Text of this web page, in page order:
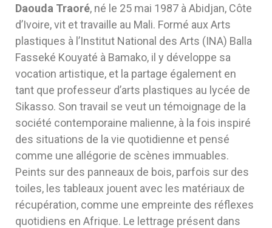
Daouda Traoré, né le 25 mai 1987 à Abidjan, Côte
d’Ivoire, vit et travaille au Mali. Formé aux Arts
plastiques à l’Institut National des Arts (INA) Balla
Fasseké Kouyaté à Bamako, il y développe sa
vocation artistique, et la partage également en
tant que professeur d’arts plastiques au lycée de
Sikasso. Son travail se veut un témoignage de la
société contemporaine malienne, à la fois inspiré
des situations de la vie quotidienne et pensé
comme une allégorie de scènes immuables.
Peints sur des panneaux de bois, parfois sur des
toiles, les tableaux jouent avec les matériaux de
récupération, comme une empreinte des réflexes
quotidiens en Afrique. Le lettrage présent dans